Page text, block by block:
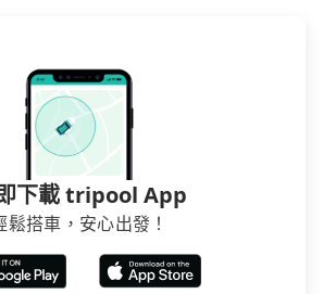
下載 tripool App
鬆搭車，安心出發！